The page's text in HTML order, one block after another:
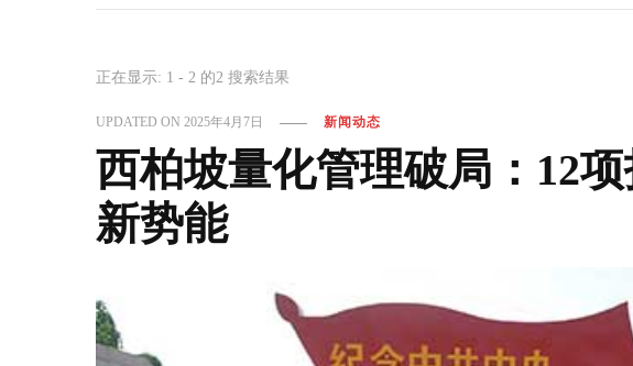
正在显示: 1 - 2 的2 搜索结果
UPDATED ON2025年4月7日 新闻动态
西柏坡量化管理破局：12
新势能